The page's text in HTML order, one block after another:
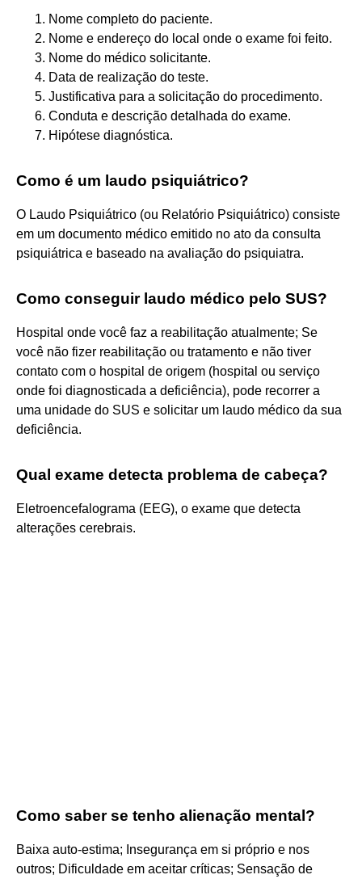
Nome completo do paciente.
Nome e endereço do local onde o exame foi feito.
Nome do médico solicitante.
Data de realização do teste.
Justificativa para a solicitação do procedimento.
Conduta e descrição detalhada do exame.
Hipótese diagnóstica.
Como é um laudo psiquiátrico?
O Laudo Psiquiátrico (ou Relatório Psiquiátrico) consiste
em um documento médico emitido no ato da consulta
psiquiátrica e baseado na avaliação do psiquiatra.
Como conseguir laudo médico pelo SUS?
Hospital onde você faz a reabilitação atualmente; Se
você não fizer reabilitação ou tratamento e não tiver
contato com o hospital de origem (hospital ou serviço
onde foi diagnosticada a deficiência), pode recorrer a
uma unidade do SUS e solicitar um laudo médico da sua
deficiência.
Qual exame detecta problema de cabeça?
Eletroencefalograma (EEG), o exame que detecta
alterações cerebrais.
Como saber se tenho alienação mental?
Baixa auto-estima; Insegurança em si próprio e nos
outros; Dificuldade em aceitar críticas; Sensação de